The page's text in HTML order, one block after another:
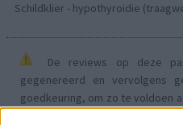
Schildklier - hypothyroidie
De reviews op deze
gegenereerd en vervolgens
goedkeuring, om zo te voldoen